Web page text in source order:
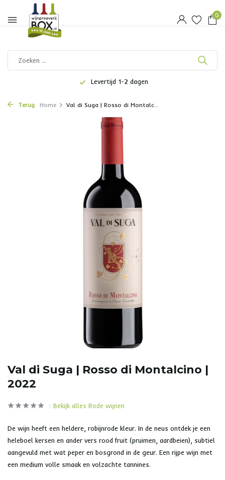
0
Levertijd 1-2 dagen
Terug Home Val di Suga | Rosso di Montalc...
Val di Suga | Rosso di Montalcino |
2022
Bekijk alles Rode wijnen
De wijn heeft een heldere, robijnrode kleur. In de neus ontdek je een
heleboel kersen en ander vers rood fruit (pruimen, aardbeien), subtiel
aangevuld met wat peper en bosgrond in de geur. Een rijpe wijn met
een medium volle smaak en volzachte tannines.